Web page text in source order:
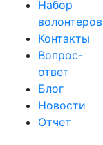
Набор
волонтеров
Контакты
Вопрос-
ответ
Блог
Новости
Отчет